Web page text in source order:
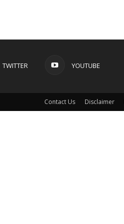
TWITTER YOUTUBE
Contact Us Disclaimer